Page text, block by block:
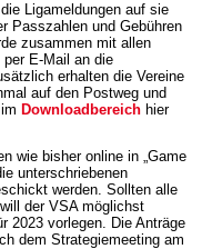
Ligameldungen auf sie
Passzahlen und Gebühren
zusammen mit allen
E-Mail an die
erhalten die Vereine
auf den Postweg und
Downloadbereichhier
wie bisher online in „Game
unterschriebenen
werden. Sollten alle
der VSA möglichst
2023 vorlegen. Die Anträge
dem Strategiemeeting am